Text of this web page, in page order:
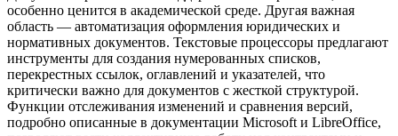
особенно ценится в академической среде. Другая важная
область — автоматизация оформления юридических и
нормативных документов. Текстовые процессоры предлагают
инструменты для создания нумерованных списков,
перекрестных ссылок, оглавлений и указателей, что
критически важно для документов с жесткой структурой.
Функции отслеживания изменений и сравнения версий,
подробно описанные в документации Microsoft и LibreOffice,